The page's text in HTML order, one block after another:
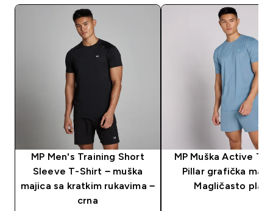
MP Men's Training Short
Sleeve T-Shirt − muška
majica sa kratkim rukavima −
crna
MP Muška Active
Pillar grafička
Magličasto